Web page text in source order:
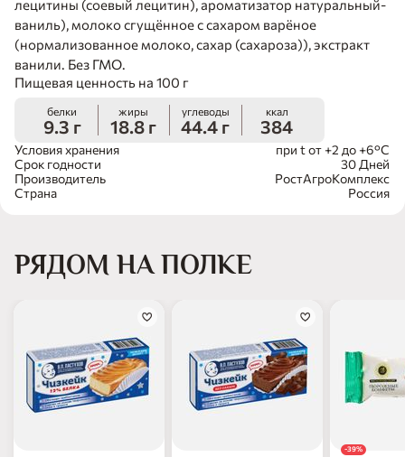
Пищевая ценность на 100 г
белки
9.3 г
жиры
18.8 г
углеводы
44.4 г
ккал
384
Условия хранения
при t от +2 до +6°С
Срок годности
30 Дней
Производитель
РостАгроКомплекс
Страна
Россия
лецитины (соевый лецитин), ароматизатор натуральный-
ваниль), молоко сгущённое с сахаром варёное
(нормализованное молоко, сахар (сахароза)), экстракт
ванили. Без ГМО.
РЯДОМ НА ПОЛКЕ
-39%